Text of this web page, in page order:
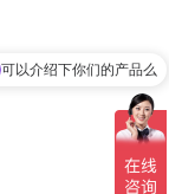
可以介绍下你们的产品么
你们是怎么收费的呢